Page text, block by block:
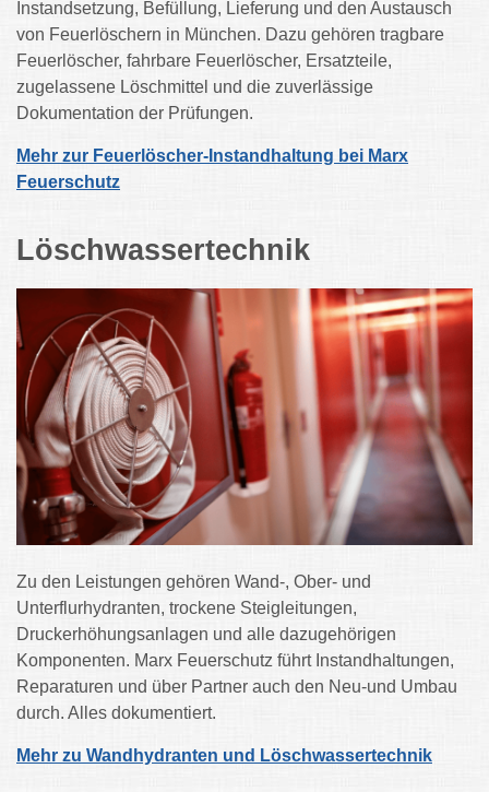
Instandsetzung, Befüllung, Lieferung und den Austausch
von Feuerlöschern in München. Dazu gehören tragbare
Feuerlöscher, fahrbare Feuerlöscher, Ersatzteile,
zugelassene Löschmittel und die zuverlässige
Dokumentation der Prüfungen.
Mehr zur Feuerlöscher-Instandhaltung bei Marx
Feuerschutz
Löschwassertechnik
Zu den Leistungen gehören Wand-, Ober- und
Unterflurhydranten, trockene Steigleitungen,
Druckerhöhungsanlagen und alle dazugehörigen
Komponenten. Marx Feuerschutz führt Instandhaltungen,
Reparaturen und über Partner auch den Neu-und Umbau
durch. Alles dokumentiert.
Mehr zu Wandhydranten und Löschwassertechnik